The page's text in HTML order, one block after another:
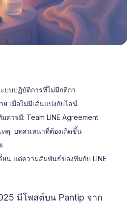
ะบบปฏิบัติการที่ไม่มีกติกา
ย เมื่อไม่มีเส้นแบ่งกับไลน์
ควรมี: Team LINE Agreement
ตุ: บทสนทนาที่ต้องเกิดขึ้น
ยน แต่ความสัมพันธ์ของทีมกับ LINE
มีโพสต์บน Pantip จาก